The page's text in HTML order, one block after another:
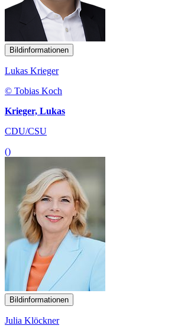
Bildinformationen
Lukas Krieger
© Tobias Koch
Krieger, Lukas
CDU/CSU
()
Bildinformationen
Julia Klöckner